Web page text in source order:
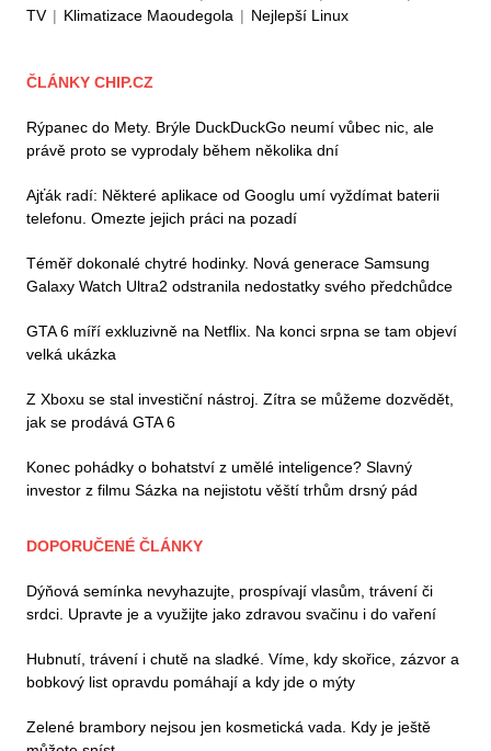
TV | Klimatizace Maoudegola | Nejlepší Linux
ČLÁNKY CHIP.CZ
Rýpanec do Mety. Brýle DuckDuckGo neumí vůbec nic, ale
právě proto se vyprodaly během několika dní
Ajťák radí: Některé aplikace od Googlu umí vyždímat baterii
telefonu. Omezte jejich práci na pozadí
Téměř dokonalé chytré hodinky. Nová generace Samsung
Galaxy Watch Ultra2 odstranila nedostatky svého předchůdce
GTA 6 míří exkluzivně na Netflix. Na konci srpna se tam objeví
velká ukázka
Z Xboxu se stal investiční nástroj. Zítra se můžeme dozvědět,
jak se prodává GTA 6
Konec pohádky o bohatství z umělé inteligence? Slavný
investor z filmu Sázka na nejistotu věští trhům drsný pád
DOPORUČENÉ ČLÁNKY
Dýňová semínka nevyhazujte, prospívají vlasům, trávení či
srdci. Upravte je a využijte jako zdravou svačinu i do vaření
Hubnutí, trávení i chutě na sladké. Víme, kdy skořice, zázvor a
bobkový list opravdu pomáhají a kdy jde o mýty
Zelené brambory nejsou jen kosmetická vada. Kdy je ještě